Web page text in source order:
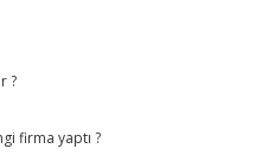
?
firma yaptı ?